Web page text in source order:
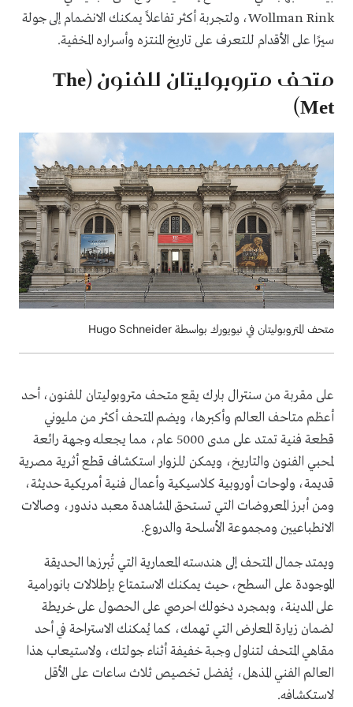
Wollman Rink، ولتجربة أكثر تفاعلاً يمكنك الانضمام إلى جولة
سيرًا على الأقدام للتعرف على تاريخ المنتزه وأسراره المخفية.
متحف متروبوليتان للفنون (The
Met)
متحف المتروبوليتان في نيويورك بواسطة Hugo Schneider
على مقربة من سنترال بارك يقع متحف متروبوليتان للفنون، أحد
أعظم متاحف العالم وأكبرها، ويضم المتحف أكثر من مليوني
قطعة فنية تمتد على مدى 5000 عام، مما يجعله وجهة رائعة
لمحبي الفنون والتاريخ، ويمكن للزوار استكشاف قطع أثرية مصرية
قديمة، ولوحات أوروبية كلاسيكية وأعمال فنية أمريكية حديثة،
ومن أبرز المعروضات التي تستحق المشاهدة معبد دندور، وصالات
الانطباعيين ومجموعة الأسلحة والدروع.
ويمتد جمال المتحف إلى هندسته المعمارية التي تُبرزها الحديقة
الموجودة على السطح، حيث يمكنك الاستمتاع بإطلالات بانورامية
على المدينة، وبمجرد دخولك احرصي على الحصول على خريطة
لضمان زيارة المعارض التي تهمك، كما يُمكنك الاستراحة في أحد
مقاهي المتحف لتناول وجبة خفيفة أثناء جولتك، ولاستيعاب هذا
العالم الفني المذهل، يُفضل تخصيص ثلاث ساعات على الأقل
لاستكشافه.